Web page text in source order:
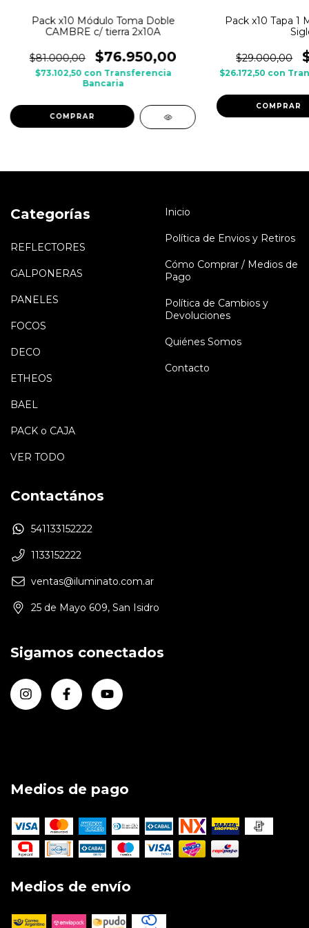
Pack x10 Módulo Toma Doble
CAMBRE c/ tierra 2x10A
$81.000,00 $76.950,00
$73.102,50 con Transferencia
Bancaria
COMPRAR
Pack x10 Tapa 1
$29.000,00
$26.172,50 con
COMPRAR
Categorías
REFLECTORES
GALPONERAS
PANELES
FOCOS
DECO
ETHEOS
BAEL
PACK o CAJA
VER TODO
Inicio
Política de Envios y Retiros
Cómo Comprar / Medios de
Pago
Política de Cambios y
Devoluciones
Quiénes Somos
Contacto
Contactános
541133152222
1133152222
ventas@iluminato.com.ar
25 de Mayo 609, San Isidro
Sigamos conectados
Medios de pago
Medios de envío